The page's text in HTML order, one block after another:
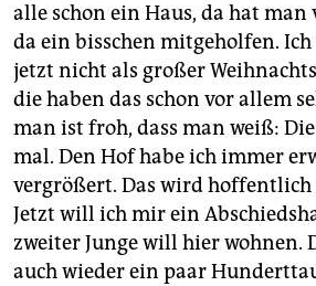
alle schon ein Haus, da hat
da ein bisschen mitgeholfen.
jetzt nicht als großer
die haben das schon vor allem
man ist froh, dass man weiß:
mal. Den Hof habe ich immer
vergrößert. Das wird hoffentlich
Jetzt will ich mir ein
zweiter Junge will hier wohnen.
auch wieder ein paar